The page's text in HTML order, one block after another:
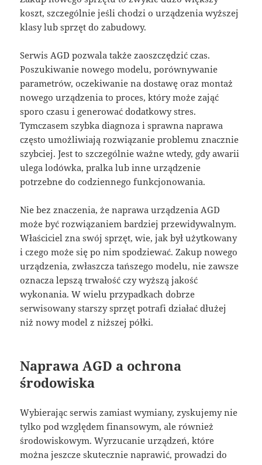
koszt, szczególnie jeśli chodzi o urządzenia wyższej
klasy lub sprzęt do zabudowy.
Serwis AGD pozwala także zaoszczędzić czas.
Poszukiwanie nowego modelu, porównywanie
parametrów, oczekiwanie na dostawę oraz montaż
nowego urządzenia to proces, który może zająć
sporo czasu i generować dodatkowy stres.
Tymczasem szybka diagnoza i sprawna naprawa
często umożliwiają rozwiązanie problemu znacznie
szybciej. Jest to szczególnie ważne wtedy, gdy awarii
ulega lodówka, pralka lub inne urządzenie
potrzebne do codziennego funkcjonowania.
Nie bez znaczenia, że naprawa urządzenia AGD
może być rozwiązaniem bardziej przewidywalnym.
Właściciel zna swój sprzęt, wie, jak był użytkowany
i czego może się po nim spodziewać. Zakup nowego
urządzenia, zwłaszcza tańszego modelu, nie zawsze
oznacza lepszą trwałość czy wyższą jakość
wykonania. W wielu przypadkach dobrze
serwisowany starszy sprzęt potrafi działać dłużej
niż nowy model z niższej półki.
Naprawa AGD a ochrona
środowiska
Wybierając serwis zamiast wymiany, zyskujemy nie
tylko pod względem finansowym, ale również
środowiskowym. Wyrzucanie urządzeń, które
można jeszcze skutecznie naprawić, prowadzi do